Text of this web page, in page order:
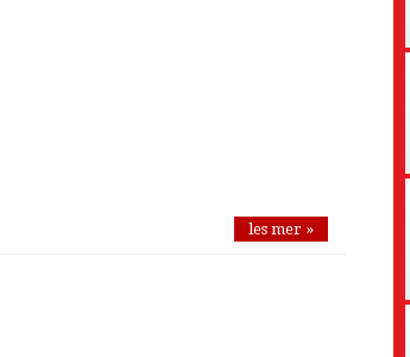
les mer »